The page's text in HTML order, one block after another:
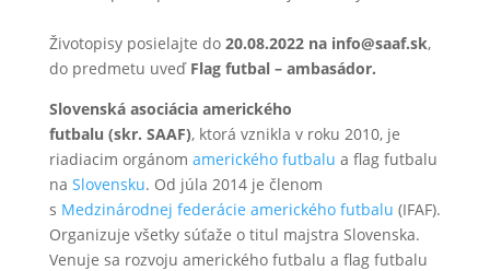
Životopisy posielajte do 20.08.2022 na info@saaf.sk,
do predmetu uveď Flag futbal – ambasádor.
Slovenská asociácia amerického
futbalu (skr. SAAF), ktorá vznikla v roku 2010, je
riadiacim orgánom amerického futbalu a flag futbalu
na Slovensku. Od júla 2014 je členom
s Medzinárodnej federácie amerického futbalu (IFAF).
Organizuje všetky súťaže o titul majstra Slovenska.
Venuje sa rozvoju amerického futbalu a flag futbalu